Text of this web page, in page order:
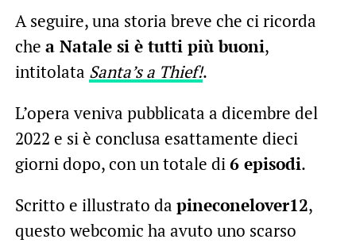
A seguire, una storia breve che ci ricorda
che a Natale si è tutti più buoni,
intitolata Santa’s a Thief!.
L’opera veniva pubblicata a dicembre del
2022 e si è conclusa esattamente dieci
giorni dopo, con un totale di 6 episodi.
Scritto e illustrato da pineconelover12,
questo webcomic ha avuto uno scarso